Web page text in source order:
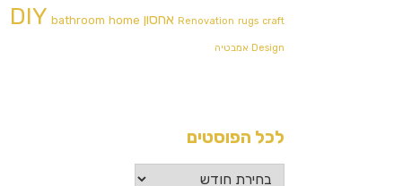
Renovation rugs craft אחסון DIY bathroom home
Design אמבטיה
לכל הפוסטים
לכל